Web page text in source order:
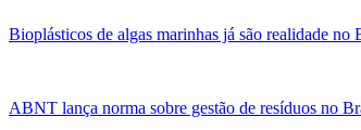
Bioplásticos de algas marinhas já são realidade no
ABNT lança norma sobre gestão de resíduos no